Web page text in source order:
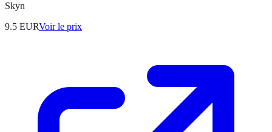
Skyn
9.5 EURVoir le prix